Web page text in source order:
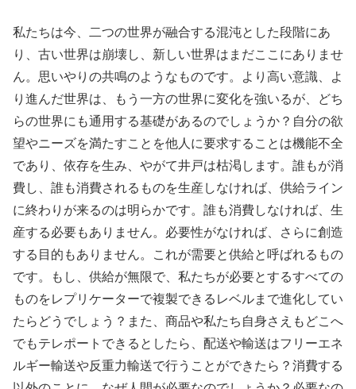
私たちは今、二つの世界が融合する混沌とした段階にあ
り、古い世界は崩壊し、新しい世界はまだここにありませ
ん。思いやりの共鳴のようなものです。より高い意識、よ
り進んだ世界は、もう一方の世界に変化を強いるが、どち
らの世界にも通用する基礎があるのでしょうか？自分の欲
望やニーズを満たすことを他人に要求することは機能不全
であり、依存を生み、やがて井戸は枯渇します。誰もが消
費し、誰も消費されるものを生産しなければ、供給ライン
に終わりが来るのは明らかです。誰も消費しなければ、生
産する必要もありません。必要性がなければ、さらに創造
する目的もありません。これが需要と供給と呼ばれるもの
です。もし、供給が無限で、私たちが必要とするすべての
ものをレプリケーターで複製できるレベルまで進化してい
たらどうでしょう？また、商品や私たち自身さえもどこへ
でもテレポートできるとしたら、配送や輸送はフリーエネ
ルギー輸送や反重力輸送で行うことができたら？消費する